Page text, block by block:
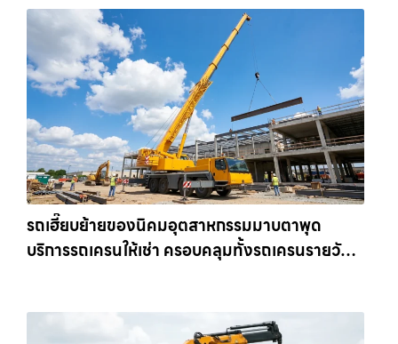
รถเฮี๊ยบย้ายของนิคมอุตสาหกรรมมาบตาพุด
บริการรถเครนให้เช่า ครอบคลุมทั้งรถเครนรายวัน